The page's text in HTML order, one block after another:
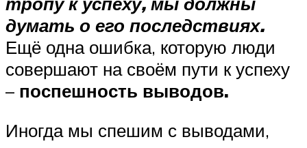
думать о его последствиях.
Ещё одна ошибка, которую люди
совершают на своём пути к успеху
– поспешность выводов.
Иногда мы спешим с выводами,